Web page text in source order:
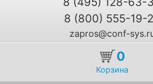
8 (800) 555-19-
zapros@conf-
0
Корзина